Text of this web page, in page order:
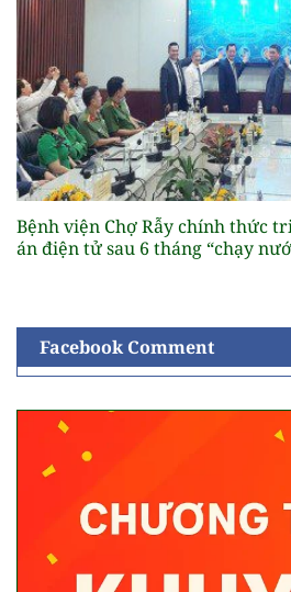
Bệnh viện Chợ Rẫy chính thức
án điện tử sau 6 tháng “chạy
Facebook Comment